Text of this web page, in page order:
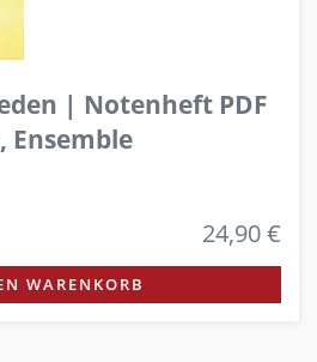
| Notenheft PDF
Ensemble
24,90 €
WARENKORB